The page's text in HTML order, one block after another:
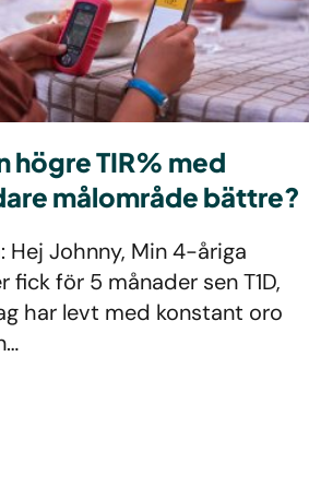
högre TIR% med
målområde bättre?
Hej Johnny, Min 4-åriga
fick för 5 månader sen T1D,
har levt med konstant oro